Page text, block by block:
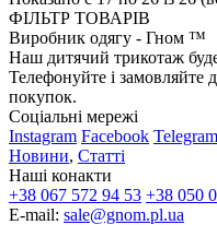
ФІЛЬТР ТОВАРІВ
Виробник одягу - Гном ™
Наш дитячий трикотаж
Телефонуйте і
покупок.
Соціальні мережі
Instagram Facebook Telegram
Новини, Статті
Наші конакти
+38 067 572 94 53 +38 050
E-mail: sale@gnom.pl.ua